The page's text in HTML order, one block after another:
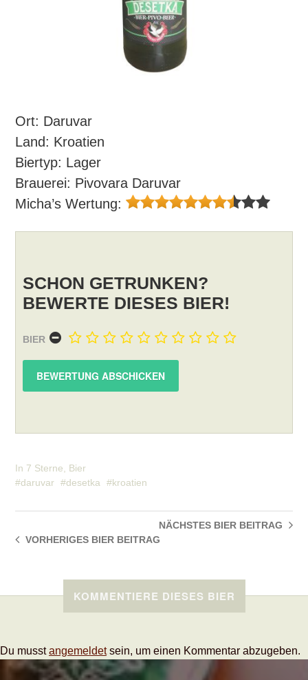
Ort: Daruvar
Land: Kroatien
Biertyp: Lager
Brauerei: Pivovara Daruvar
Micha’s Wertung:
SCHON GETRUNKEN?
BEWERTE DIESES BIER!
BIER
In 7 Sterne
Bier
daruvar
desetka kroatien
NÄCHSTES BIERBEITRAG
VORHERIGES BIER BEITRAG
KOMMENTIERE DIESES BIER
Du musstangemeldetsein, um einen Kommentar abzugeben.